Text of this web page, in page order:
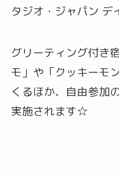
タジオ・ジャパン デ
グリーティング付き
モ」や「クッキーモ
くるほか、自由参加
実施されます☆